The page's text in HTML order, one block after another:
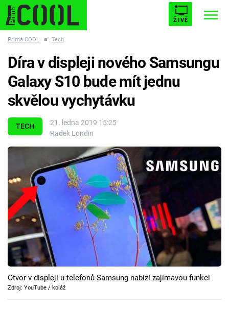
ŽIVĚ
ESCAPE PLNEJ KOTEL AVENGERS 5
Témata
Seriály
Hry
Cool Esport
Pořady
TV Program
Prima COOL ■ Tech
TECH
21. ledna 2019 15:25
Radek Londin
Díra v displeji nového Samsungu
Galaxy S10 bude mít jednu
skvělou vychytávku
Otvor v displeji u telefonů Samsung nabízí zajímavou funkci
Zdroj: YouTube / koláž